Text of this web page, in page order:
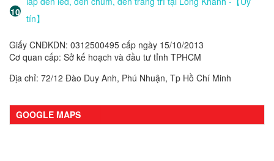
tín】
Giấy CNĐKDN: 0312500495 cấp ngày 15/10/2013
Cơ quan cấp: Sở kế hoạch và đầu tư tỉnh TPHCM
Địa chỉ: 72/12 Đào Duy Anh, Phú Nhuận, Tp Hồ Chí Minh
GOOGLE MAPS